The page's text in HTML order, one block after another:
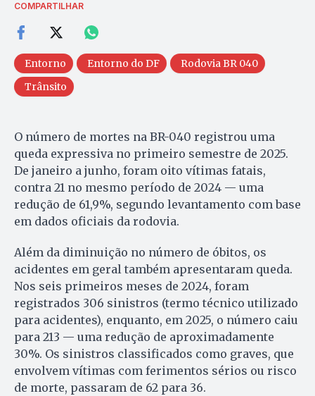
COMPARTILHAR
Entorno Entorno do DF
Rodovia BR 040
Trânsito
O número de mortes na BR-040 registrou uma
queda expressiva no primeiro semestre de 2025.
De janeiro a junho, foram oito vítimas fatais,
contra 21 no mesmo período de 2024 — uma
redução de 61,9%, segundo levantamento com base
em dados oficiais da rodovia.
Além da diminuição no número de óbitos, os
acidentes em geral também apresentaram queda.
Nos seis primeiros meses de 2024, foram
registrados 306 sinistros (termo técnico utilizado
para acidentes), enquanto, em 2025, o número caiu
para 213 — uma redução de aproximadamente
30%. Os sinistros classificados como graves, que
envolvem vítimas com ferimentos sérios ou risco
de morte, passaram de 62 para 36.